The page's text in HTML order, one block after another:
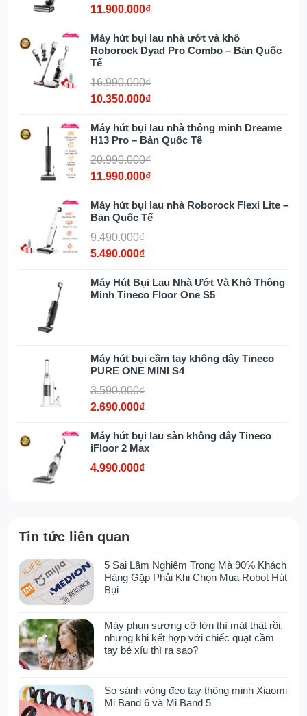
Hút và làm sạch sàn nhà chỉ trong
lần bấm nút
Hệ thống Tự Độngnhận dạng bề mặt
và loại chất bẩn
cả lưu lượng nước , tốc độ chổi lăn và
cả lực hút để loại bỏ hoàn toàn vết bẩn.
lau sau khi dọn dẹp, giúp con lăn lau
nhà luôn sạch sẽ mà không tốn công
sức.
Trang bị viên pin lớn
độ tiêu chuẩn.
Hệ thốngbàn chải hình răng cưa
làm sạch con lăn một cách hiệu quả.
Bình chứa nước sạch lên tới
Màn hìnhLED thông minh, hiển thị
trạng thái máy rõ ràng cho người sử
dụng.
bụi cầm tay
Dreame H11 Maxcòn được trang bị viên
pin lithium dung lượng lớn 4000mAh, có
sạc.
Không chỉ thế động cơ có công suất cao
200W cho lực hút 10000Pa, tốc độ tối đa
bạn.
Hệ thống bình chứa nước của
Dreame H11 Max
Dreame H11 Maxcó hai bình chứa nước,
một bình chứa nước sạch 900ml ở phía
trên và bình chứa nước thải 500ml ở phía
Cả hai bình chứa nước đều áp dụng thiết
11.900.000₫
Máy hút bụi lau nhà ướt và khô
Roborock Dyad Pro Combo – Bản Quốc
Tế
16.990.000₫
10.350.000₫
Máy hút bụi lau nhà thông minh Dreame
H13 Pro – Bản Quốc Tế
20.990.000₫
11.990.000₫
Máy hút bụi lau nhà Roborock Flexi Lite –
Bản Quốc Tế
9.490.000₫
5.490.000₫
Máy Hút Bụi Lau Nhà Ướt Và Khô Thông
Minh Tineco Floor One S5
Máy hút bụi cầm tay không dây Tineco
PURE ONE MINI S4
3.590.000₫
2.690.000₫
Máy hút bụi lau sàn không dây Tineco
iFloor 2 Max
4.990.000₫
Tin tức liên quan
5 Sai Lầm Nghiêm Trọng Mà 90% Khách
Hàng Gặp Phải Khi Chọn Mua Robot Hút
Bụi
Máy phun sương cỡ lớn thì mát thật rồi,
nhưng khi kết hợp với chiếc quạt cầm
tay bé xíu thì ra sao?
So sánh vòng đeo tay thông minh Xiaomi
Mi Band 6 và Mi Band 5